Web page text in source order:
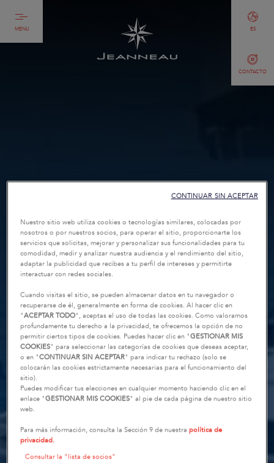
MENU
CONTACTO
ES
Nuestro sitio web utiliza cookies o tecnologías similares, colocadas por
nosotros o por nuestros socios, para operar el sitio, proporcionarte los
servicios que solicitas, mejorar y personalizar sus funcionalidades para tu
comodidad, medir y analizar nuestra audiencia y el rendimiento del sitio,
adaptar la publicidad que recibes a tu perfil de intereses y permitirte
interactuar con redes sociales.
Cuando visitas el sitio, se pueden almacenar datos en tu navegador o
recuperarse de él, generalmente en forma de cookies. Al hacer clic en
"ACEPTAR TODO", aceptas el uso de todas las cookies. Como valoramos
profundamente tu derecho a la privacidad, te ofrecemos la opción de no
permitir ciertos tipos de cookies. Puedes hacer clic en "GESTIONAR MIS
COOKIES" para seleccionar las categorías de cookies que deseas aceptar,
o en "CONTINUAR SIN ACEPTAR" para indicar tu rechazo (solo se
colocarán las cookies estrictamente necesarias para el funcionamiento del
sitio).
Puedes modificar tus elecciones en cualquier momento haciendo clic en el
enlace "GESTIONAR MIS COOKIES" al pie de cada página de nuestro sitio
web.
Para más información, consulta la Sección 9 de nuestrapolítica de
privacidad.
Consultar la "lista de socios"
CONTINUAR SIN ACEPTAR